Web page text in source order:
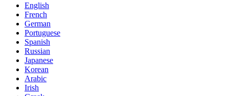
English
French
German
Portuguese
Spanish
Russian
Japanese
Korean
Arabic
Irish